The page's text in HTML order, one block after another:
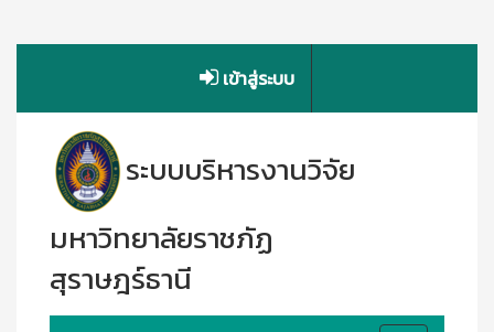
เข้าสู่ระบบ
ระบบบริหารงานวิจัย
มหาวิทยาลัยราชภัฏ
สุราษฎร์ธานี